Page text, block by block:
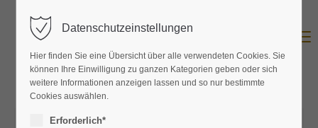
08.03.2025 12:40
Datenschutzeinstellungen
Hier finden Sie eine Übersicht über alle verwendeten Cookies. Sie
können Ihre Einwilligung zu ganzen Kategorien geben oder sich
weitere Informationen anzeigen lassen und so nur bestimmte
Cookies auswählen.
Erforderlich*